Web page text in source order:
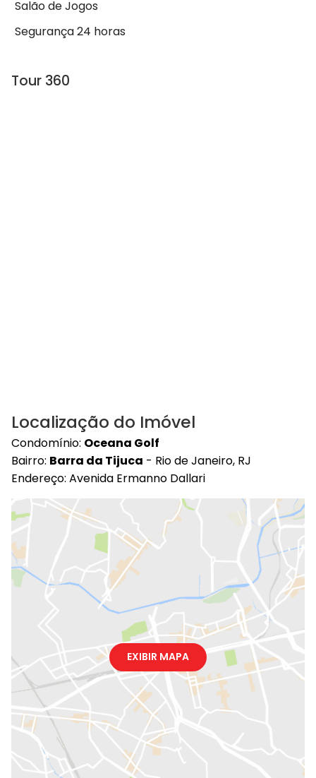
Salão de Jogos
Segurança 24 horas
Tour 360
Localização do Imóvel
Condomínio: Oceana Golf
Bairro: Barra da Tijuca - Rio de Janeiro, RJ
Endereço: Avenida Ermanno Dallari
EXIBIR MAPA